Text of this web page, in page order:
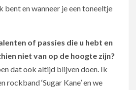
bent en wanneer je een toneeltje
of passies die u hebt en
niet van op de hoogte zijn?
dat ook altijd blijven doen. Ik
rockband ‘Sugar Kane’ en we